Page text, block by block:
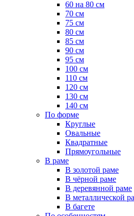
60 на 80 см
70 см
75 см
80 см
85 см
90 см
95 см
100 см
110 см
120 см
130 см
140 см
По форме
Круглые
Овальные
Квадратные
Прямоугольные
В раме
В золотой раме
В чёрной раме
В деревянной раме
В металлической
В багете